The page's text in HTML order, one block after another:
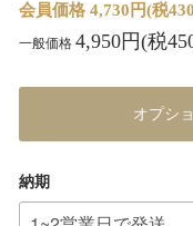
会員価格 4,730円(税
一般価格 4,950円(税
オプシ
納期